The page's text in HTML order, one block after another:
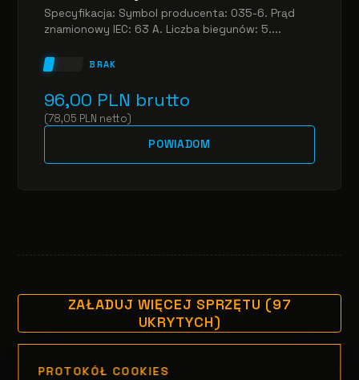
Specyfikacja: Symbol producenta: 035-6. Prąd
znamionowy IEC: 63 A. Liczba biegunów: 5....
BRAK
96,00 PLN brutto
(78,05 PLN netto)
POWIADOM
ZAŁADUJ WIĘCEJ SPRZĘTU (97
UKRYTYCH)
PROTOKÓŁ COOKIES